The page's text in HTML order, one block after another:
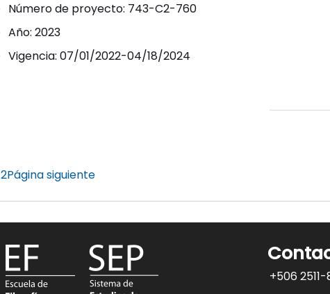
Número de proyecto: 743-C2-760
Año: 2023
Vigencia: 07/01/2022-04/18/2024
2Página siguiente
+506